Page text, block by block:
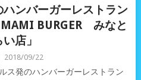
ハンバーガーレストラン
BURGER みなと
店」
2018/09/22
ス発のハンバーガーレストラン